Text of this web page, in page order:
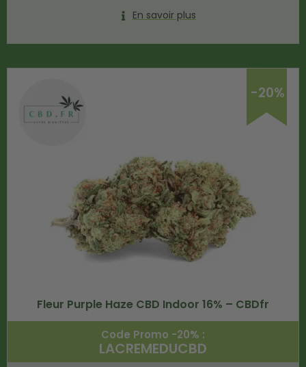
En savoir plus
-20%
Fleur Purple Haze CBD Indoor 16% – CBDfr
Code Promo -20% :
LACREMEDUCBD